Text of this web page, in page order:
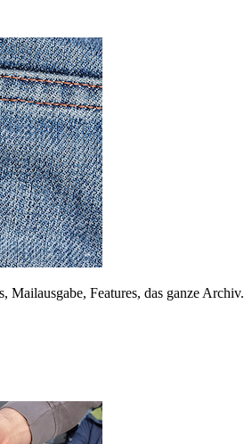
Features, das ganze Archiv.